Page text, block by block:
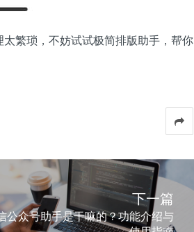
繁琐，不妨试试极简排版助手，帮你
下一篇
公众号助手是干嘛的？功能介绍与